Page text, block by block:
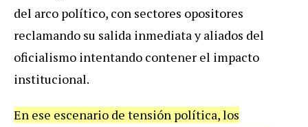
del arco político, con sectores opositores
reclamando su salida inmediata y aliados del
oficialismo intentando contener el impacto
institucional.
En ese escenario de tensión política, los